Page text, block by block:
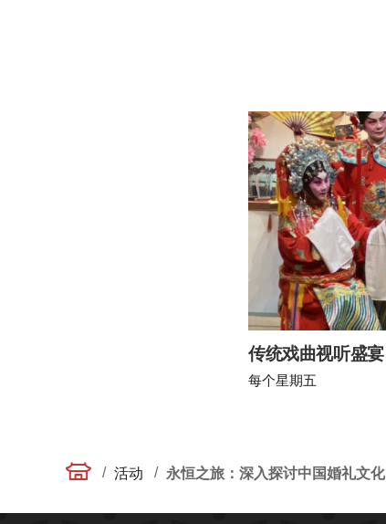
传统戏曲视听盛宴
每个星期五
/ 活动 / 永恒之旅：深入探讨中国婚礼文化